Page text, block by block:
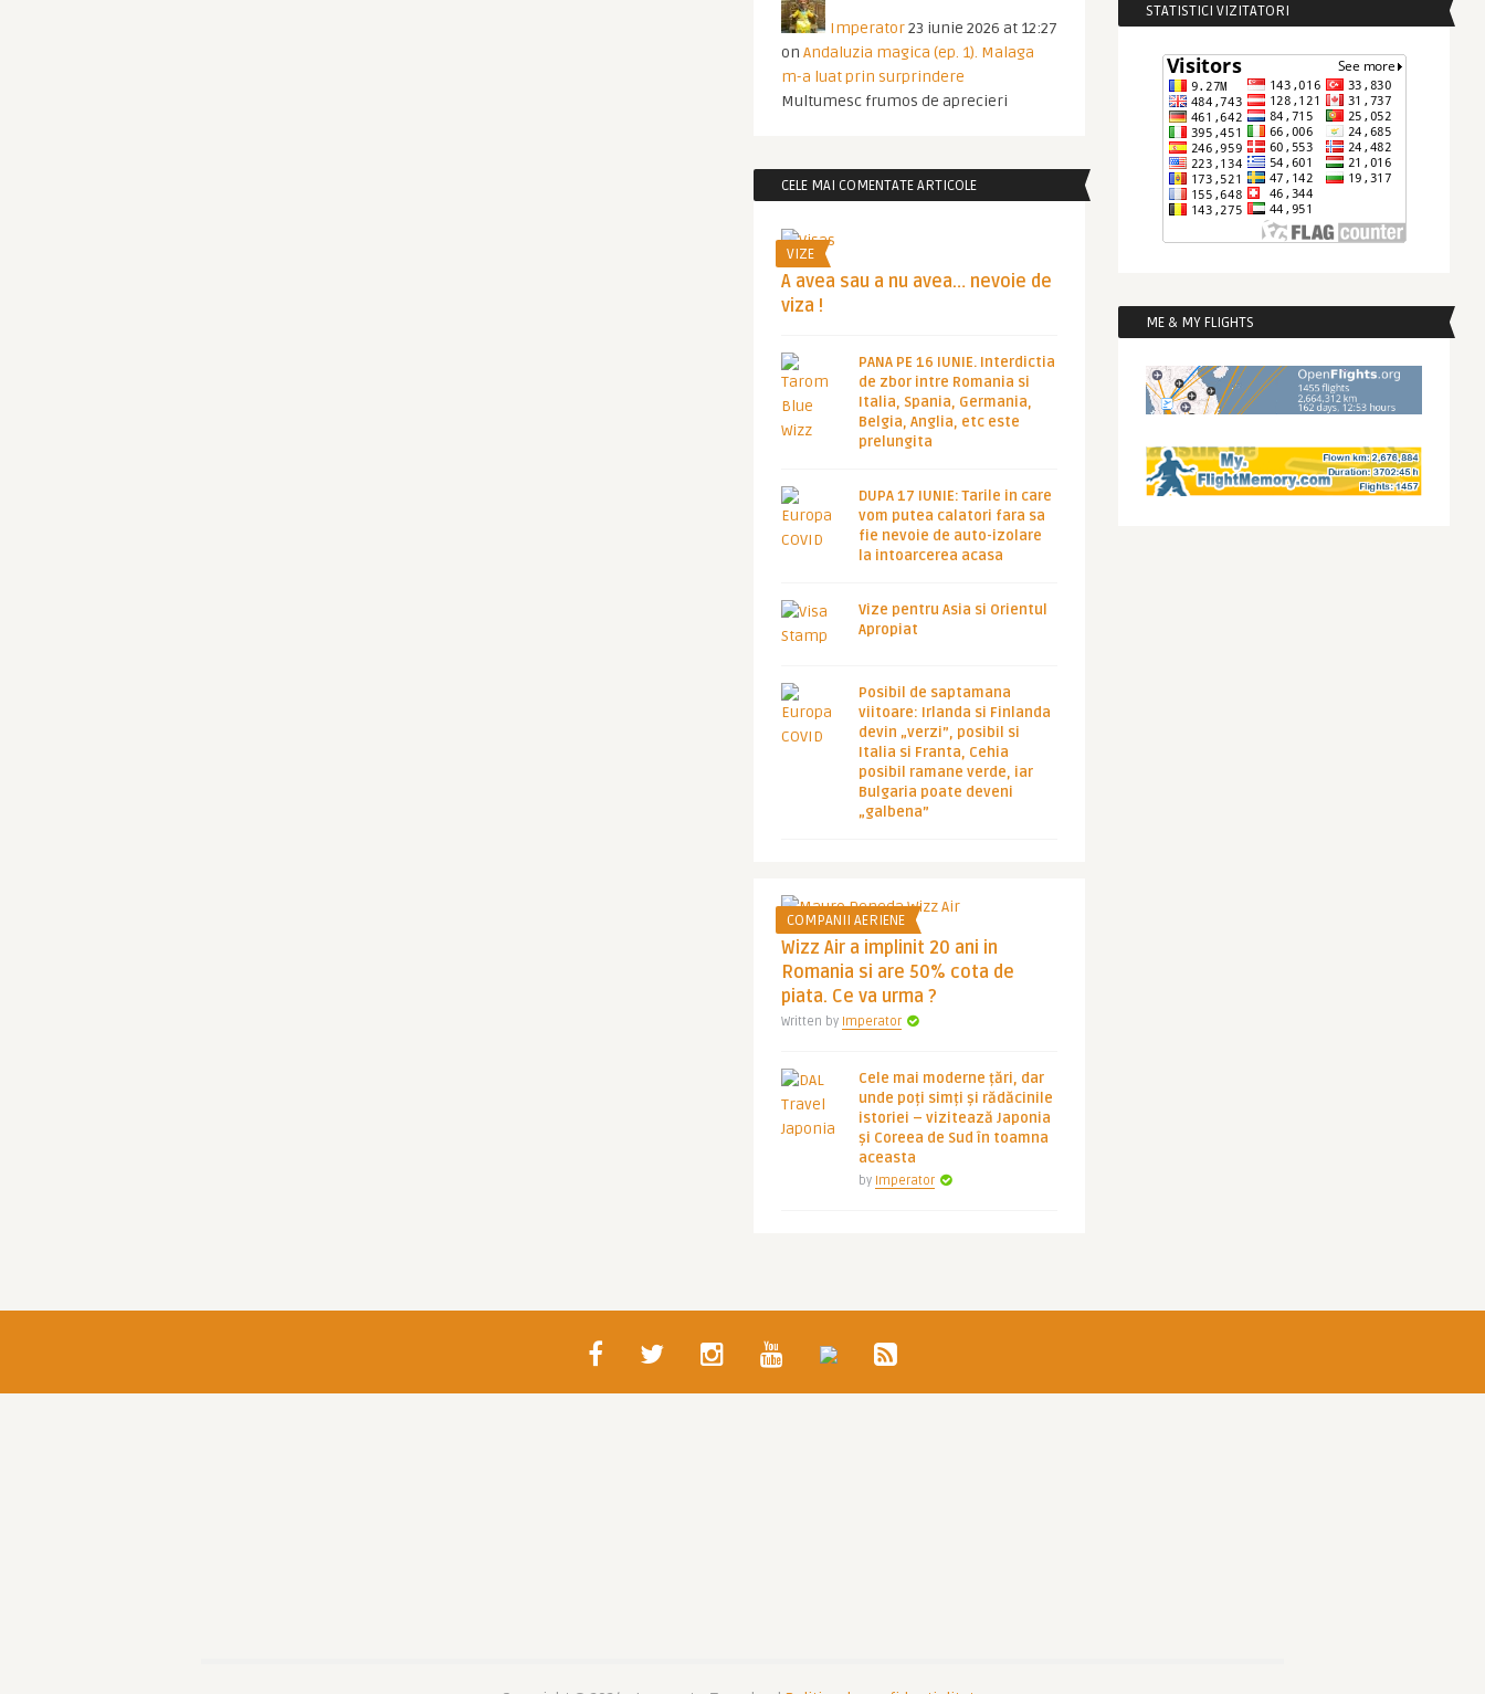
Imperator23 iunie 2026 at 12:27
on Andaluzia magica (ep. 1). Malaga
m-a luat prin surprindere
Multumesc frumos de aprecieri
CELE MAI COMENTATE ARTICOLE
VIZE
A avea sau a nu avea… nevoie de
viza !
PANA PE 16 IUNIE. Interdictia
de zbor intre Romania si
Italia, Spania, Germania,
Belgia, Anglia, etc este
prelungita
DUPA 17 IUNIE: Tarile in care
vom putea calatori fara sa
fie nevoie de auto-izolare
la intoarcerea acasa
Vize pentru Asia si Orientul
Apropiat
Posibil de saptamana
viitoare: Irlanda si Finlanda
devin „verzi”, posibil si
Italia si Franta, Cehia
posibil ramane verde, iar
Bulgaria poate deveni
„galbena”
COMPANII AERIENE
Wizz Air a implinit 20 ani in
Romania si are 50% cota de
piata. Ce va urma ?
Written by Imperator
Cele mai moderne țări, dar
unde poți simți și rădăcinile
istoriei – vizitează Japonia
și Coreea de Sud în toamna
aceasta
by Imperator
STATISTICI VIZITATORI
ME & MY FLIGHTS